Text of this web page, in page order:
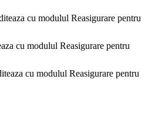
cu modulul Reasigurare pentru
cu modulul Reasigurare pentru
cu modulul Reasigurare pentru